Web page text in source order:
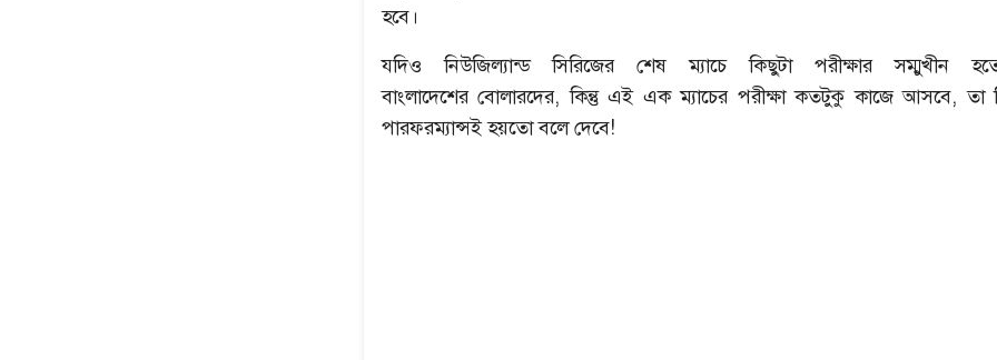
হবে।
যদিও নিউজিল্যান্ড সিরিজের শেষ ম্যাচে কিছুটা পরীক্ষার সম্মুখীন
বাংলাদেশের বোলারদের, কিন্তু এই এক ম্যাচের পরীক্ষা কতটুকু কাজে আসবে, তা
পারফরম্যান্সই হয়তো বলে দেবে!